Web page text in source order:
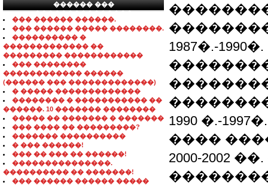
������ ���
���������������
��� ������ ������.
��� ������ ����� ��������.
���������� �
������������� ��
��������� ������������
��� ��������
������������ ������
(������ ��� �������������)
� ����� �������������
�������� � ����������� ��
������. 10 ������� ��������
����� �� ������� � �������
��� ���� �� ���������?
������� ����������
� ��� ������!
��� �� ��� �� ������!
���������������.
���������� �� �������!
��� ������ ������ �����
1987�.-1990�.
1990 �.-1997�.
����
2000-2002